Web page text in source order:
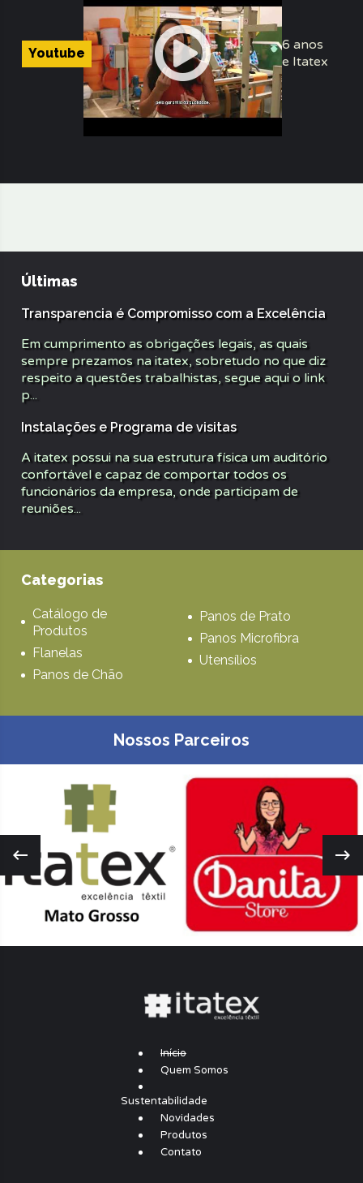
Youtube
26 anos
de Itatex
Últimas
Transparencia é Compromisso com a Excelência
Em cumprimento as obrigações legais, as quais
sempre prezamos na itatex, sobretudo no que diz
respeito a questões trabalhistas, segue aqui o link
p...
Instalações e Programa de visitas
A itatex possui na sua estrutura física um auditório
confortável e capaz de comportar todos os
funcionários da empresa, onde participam de
reuniões...
Categorias
Catálogo de
Produtos
Flanelas
Panos de Chão
Panos de Prato
Panos Microfibra
Utensílios
Nossos Parceiros
Início
Quem Somos
Sustentabilidade
Novidades
Produtos
Contato